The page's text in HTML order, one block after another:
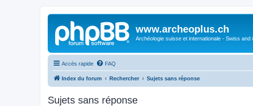
www.archeoplus.ch
Archéologie suisse et internationale - Swiss and
Accès rapide FAQ
Index du forum Rechercher Sujets sans réponse
Sujets sans réponse